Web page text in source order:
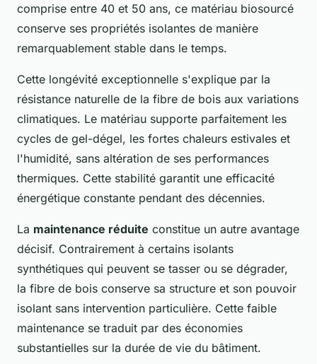
comprise entre 40 et 50 ans, ce matériau biosourcé
conserve ses propriétés isolantes de manière
remarquablement stable dans le temps.
Cette longévité exceptionnelle s'explique par la
résistance naturelle de la fibre de bois aux variations
climatiques. Le matériau supporte parfaitement les
cycles de gel-dégel, les fortes chaleurs estivales et
l'humidité, sans altération de ses performances
thermiques. Cette stabilité garantit une efficacité
énergétique constante pendant des décennies.
La maintenance réduite constitue un autre avantage
décisif. Contrairement à certains isolants
synthétiques qui peuvent se tasser ou se dégrader,
la fibre de bois conserve sa structure et son pouvoir
isolant sans intervention particulière. Cette faible
maintenance se traduit par des économies
substantielles sur la durée de vie du bâtiment.